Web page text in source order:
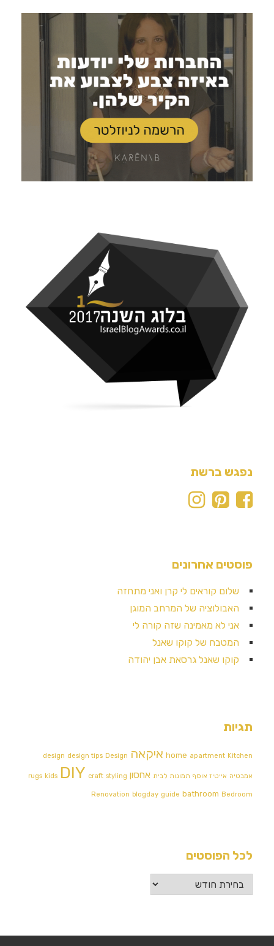
נפגש ברשת
פוסטים אחרונים
שלום קוראים לי קרן ואני מתחזה
האבולוציה של המרחב המוגן
אני לא מאמינה שזה קורה לי
המטבח של קוקו שאנל
קוקו שאנל גרסאת אבן יהודה
תגיות
home apartment Kitchen איקאה design design tips Design
אמבטיה אייטיז אוסף תמונות לבית אחסון rugs kids DIY craft styling
Renovation blogday guide bathroom Bedroom
לכל הפוסטים
לכל
הפוסטים